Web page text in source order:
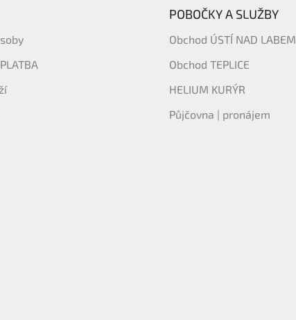
POBOČKY A SLUŽBY
Obchod ÚSTÍ NAD LABEM
Obchod TEPLICE
HELIUM KURÝR
Půjčovna | pronájem